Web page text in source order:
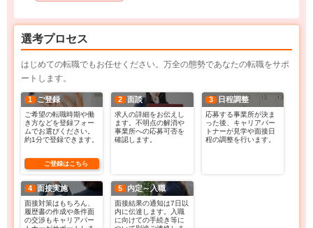
選考プロセス
はじめての転職でもお任せください。万全の態勢であなたの転職をサポ
ートします。
1 ご登録
ご希望の転職時期や働
き方などを登録フォー
ムでお選びください。
約1分で登録できます。
ご登録はこちら
2 面談
求人の詳細をお伝えし
ます。不明点の解消や
事業所への応募可否を
確認します。
3 日程調整
応募する事業所が決ま
った後、キャリアパー
トナーが見学や面接日
程の調整を行います。
4 面接実施
面接対策はもちろん、
履歴書の作成や条件面
の交渉もキャリアパー
5 内定～入職
面接結果の通知は7日以
内に伝達します。入職
に向けての手続き等に